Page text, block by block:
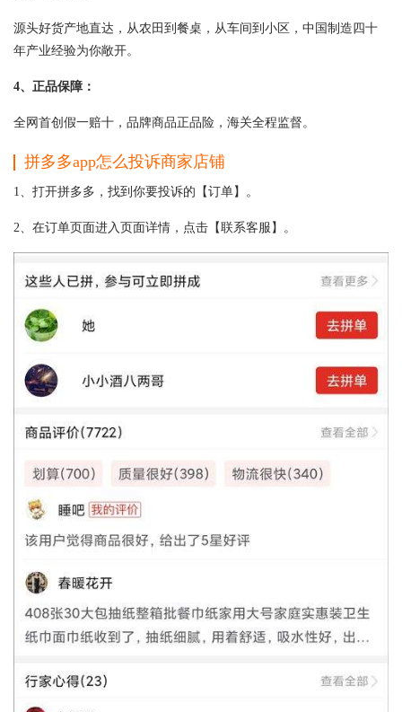
源头好货产地直达，从农田到餐桌，从车间到小区，中国制造四十
年产业经验为你敞开。
4、正品保障：
全网首创假一赔十，品牌商品正品险，海关全程监督。
拼多多app怎么投诉商家店铺
1、打开拼多多，找到你要投诉的【订单】。
2、在订单页面进入页面详情，点击【联系客服】。